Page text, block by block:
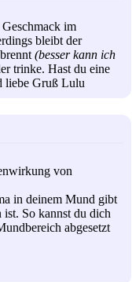
im
bleibt der
(besser kann ich
trinke. Hast du eine
liebe Gruß Lulu
von
in deinem Mund gibt
ist. So kannst du dich
abgesetzt